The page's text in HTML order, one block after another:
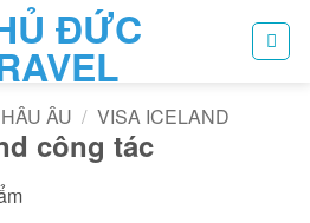
ÂU / VISA ICELAND
công tác